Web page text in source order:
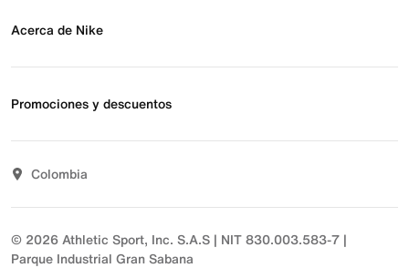
Preguntas frecuentes
Devoluciones
Comunicate con nosotros
Acerca de Nike
Noticias
Sostenibilidad
Promociones y descuentos
T&C actividades comerciales
Colombia
© 2026 Athletic Sport, Inc. S.A.S | NIT 830.003.583-7 |
Parque Industrial Gran Sabana